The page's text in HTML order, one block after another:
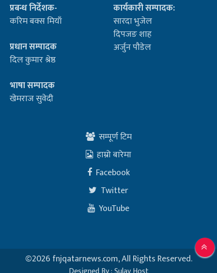
प्रबन्ध निर्देशक-
करिम बक्स मियाँ
प्रधान सम्पादक
दिल कुमार श्रेष्ठ
भाषा सम्पादक
खेमराज सुवेदी
कार्यकारी सम्पादक:
सारदा भुजेल
दिपजङ शाह
अर्जुन पौडेल
सम्पूर्ण टिम
हाम्रो बारेमा
Facebook
Twitter
YouTube
©2026 fnjqatarnews.com, All Rights Reserved.